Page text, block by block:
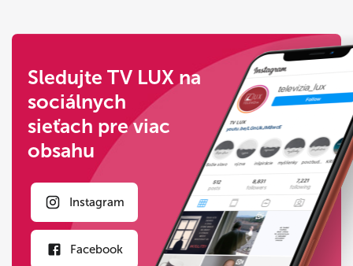
Sledujte TV LUX na
sociálnych
sieťach pre viac
obsahu
Instagram
Facebook